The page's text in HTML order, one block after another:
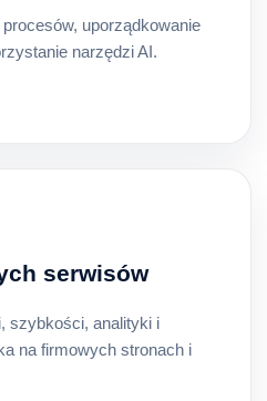
uporządkowanie
narzędzi AI.
serwisów
szybkości, analityki i
na firmowych stronach i